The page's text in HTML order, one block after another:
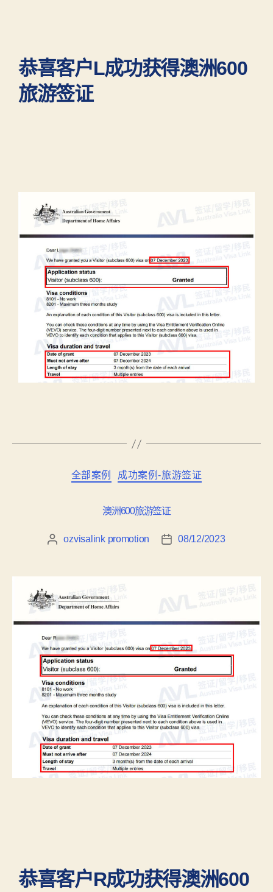
恭喜客户L成功获得澳洲600
旅游签证
全部案例 成功案例-旅游签证
澳洲600旅游签证
ozvisalink promotion 08/12/2023
恭喜客户R成功获得澳洲600